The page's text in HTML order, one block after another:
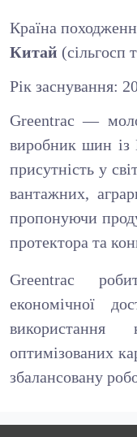
Країна
Китай (сільгосп
Рік заснування:
Greentrac —
виробник шин із
присутність у
вантажних,
пропонуючи
протектора та
Greentrac
економічної
оптимізованих
збалансовану